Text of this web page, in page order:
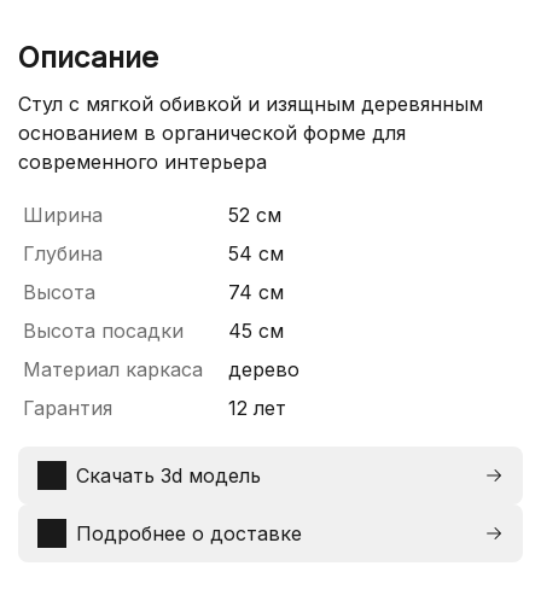
Описание
Стул с мягкой обивкой и изящным деревянным
основанием в органической форме для
современного интерьера
Ширина
52 см
Глубина
54 см
Высота
74 см
Высота посадки
45 см
Материал каркаса
дерево
Гарантия
12 лет
Скачать 3d модель
Подробнее о доставке